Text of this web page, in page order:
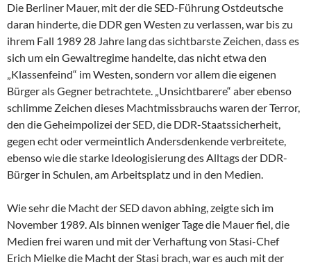
Die Berliner Mauer, mit der die SED-Führung Ostdeutsche
daran hinderte, die DDR gen Westen zu verlassen, war bis zu
ihrem Fall 1989 28 Jahre lang das sichtbarste Zeichen, dass es
sich um ein Gewaltregime handelte, das nicht etwa den
„Klassenfeind“ im Westen, sondern vor allem die eigenen
Bürger als Gegner betrachtete. „Unsichtbarere“ aber ebenso
schlimme Zeichen dieses Machtmissbrauchs waren der Terror,
den die Geheimpolizei der SED, die DDR-Staatssicherheit,
gegen echt oder vermeintlich Andersdenkende verbreitete,
ebenso wie die starke Ideologisierung des Alltags der DDR-
Bürger in Schulen, am Arbeitsplatz und in den Medien.
Wie sehr die Macht der SED davon abhing, zeigte sich im
November 1989. Als binnen weniger Tage die Mauer fiel, die
Medien frei waren und mit der Verhaftung von Stasi-Chef
Erich Mielke die Macht der Stasi brach, war es auch mit der